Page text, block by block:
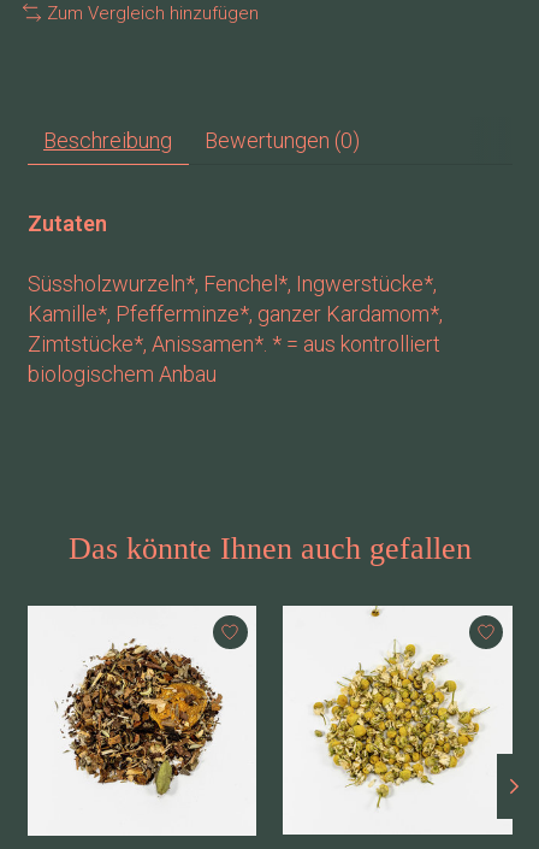
Zum Vergleich hinzufügen
Beschreibung Bewertungen (0)
Zutaten
Süssholzwurzeln*, Fenchel*, Ingwerstücke*,
Kamille*, Pfefferminze*, ganzer Kardamom*,
Zimtstücke*, Anissamen*. * = aus kontrolliert
biologischem Anbau
Das könnte Ihnen auch gefallen
Produkt-Karussell-Artikel